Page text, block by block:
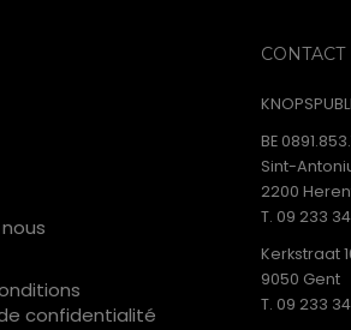
confidentialité
CONTACT
BE
Sint-
2200
T. 09 233
Kerkstraat
9050 Gent
T. 09 233